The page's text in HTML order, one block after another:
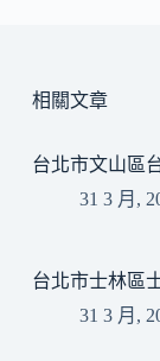
相關文章
台北市文山區
31 3 月,
台北市士林區
31 3 月,